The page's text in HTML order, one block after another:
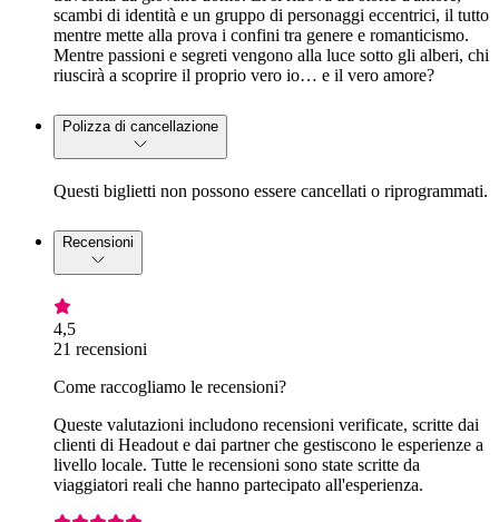
scambi di identità e un gruppo di personaggi eccentrici, il tutto
mentre mette alla prova i confini tra genere e romanticismo.
Mentre passioni e segreti vengono alla luce sotto gli alberi, chi
riuscirà a scoprire il proprio vero io… e il vero amore?
Polizza di cancellazione
Questi biglietti non possono essere cancellati o riprogrammati.
Recensioni
4,5
21 recensioni
Come raccogliamo le recensioni?
Queste valutazioni includono recensioni verificate, scritte dai
clienti di Headout e dai partner che gestiscono le esperienze a
livello locale. Tutte le recensioni sono state scritte da
viaggiatori reali che hanno partecipato all'esperienza.